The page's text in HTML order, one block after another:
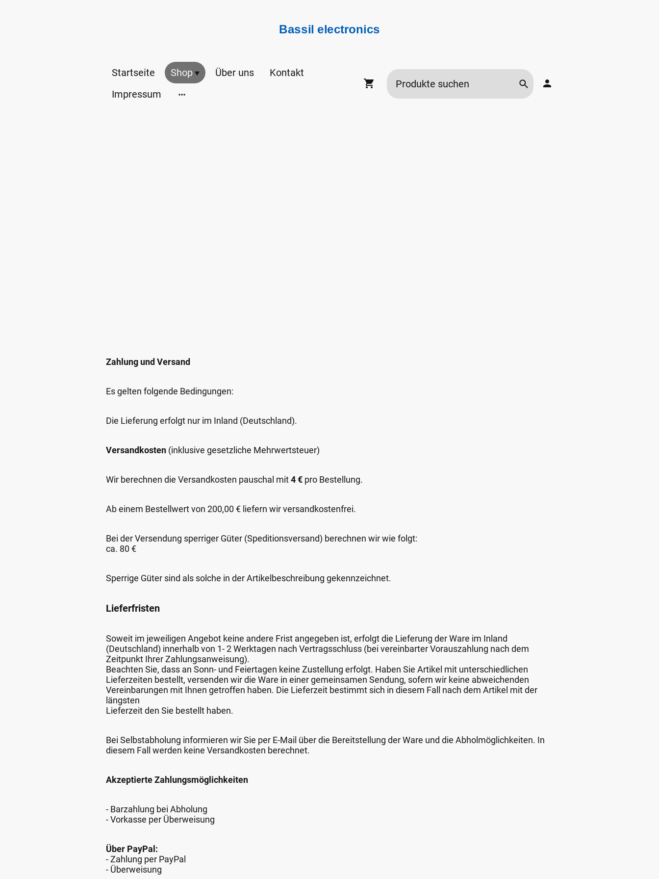
Bassil electronics
Startseite Shop Über uns
Kontakt
Impressum
Zahlung und Versand
Es gelten folgende Bedingungen:
Die Lieferung erfolgt nur im Inland (Deutschland).
Versandkosten (inklusive gesetzliche Mehrwertsteuer)
Wir berechnen die Versandkosten pauschal mit4 € pro Bestellung.
Ab einem Bestellwert von 200,00 € liefern wir versandkostenfrei.
Bei der Versendung sperriger Güter (Speditionsversand) berechnen wir wie folgt:
ca. 80 €
Sperrige Güter sind als solche in der Artikelbeschreibung gekennzeichnet.
Lieferfristen
Soweit im jeweiligen Angebot keine andere Frist angegeben ist, erfolgt die Lieferung der Ware im Inland
(Deutschland) innerhalb von 1- 2 Werktagen nach Vertragsschluss (bei vereinbarter Vorauszahlung nach dem
Zeitpunkt Ihrer Zahlungsanweisung).
Beachten Sie, dass an Sonn- und Feiertagen keine Zustellung erfolgt. Haben Sie Artikel mit unterschiedlichen
Lieferzeiten bestellt, versenden wir die Ware in einer gemeinsamen Sendung, sofern wir keine abweichenden
Vereinbarungen mit Ihnen getroffen haben. Die Lieferzeit bestimmt sich in diesem Fall nach dem Artikel mit der
längsten
Lieferzeit den Sie bestellt haben.
Bei Selbstabholung informieren wir Sie per E-Mail über die Bereitstellung der Ware und die Abholmöglichkeiten. In
diesem Fall werden keine Versandkosten berechnet.
Akzeptierte Zahlungsmöglichkeiten
- Barzahlung bei Abholung
- Vorkasse per Überweisung
Über PayPal:
- Zahlung per PayPal
- Überweisung